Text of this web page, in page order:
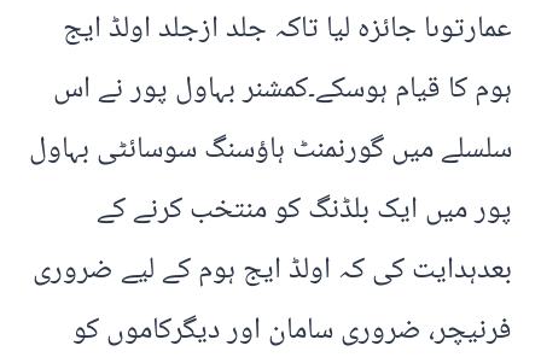
عمارتوںا جائزہ لیا تاکہ جلد ازجلد اولڈ ایج
ہوم کا قیام ہوسکے۔کمشنر بہاول پور نے اس
سلسلے میں گورنمنٹ ہاؤسنگ سوسائٹی بہاول
پور میں ایک بلڈنگ کو منتخب کرنے کے
بعدہدایت کی کہ اولڈ ایج ہوم کے لیے ضروری
فرنیچر، ضروری سامان اور دیگرکاموں کو